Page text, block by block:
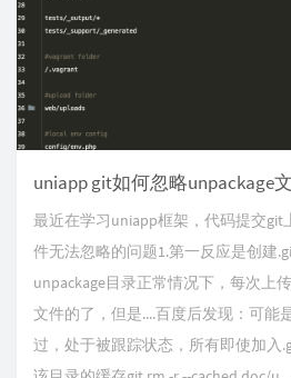
uniapp git如何忽略unpackage
最近在学习uniapp框架，代码提交git
件无法忽略的问题1.第一反应是创建
unpackage目录正常情况下，每次上
文件的了，但是....百度后发现：可能
过，处于被跟踪状态，所有即使加入